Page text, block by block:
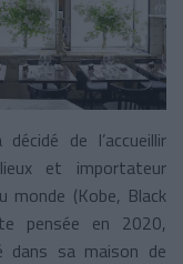
de l’accueillir
et importateur
monde (Kobe, Black
pensée en 2020,
dans sa maison de